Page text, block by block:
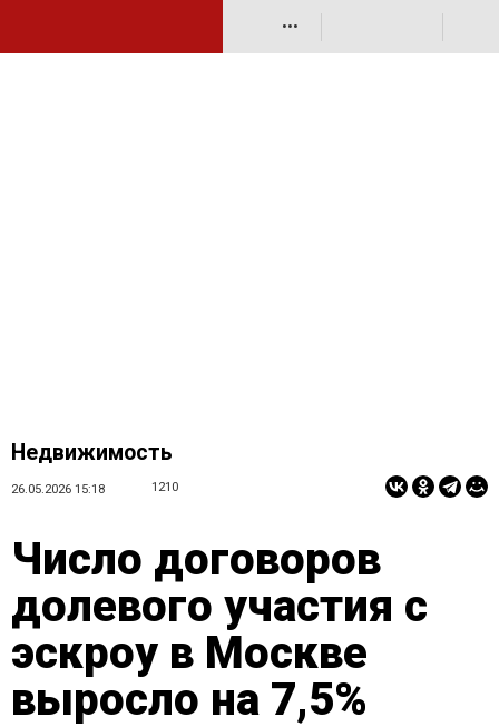
•••
Недвижимость
26.05.2026 15:18 1210
Число договоров
долевого участия с
эскроу в Москве
выросло на 7,5%